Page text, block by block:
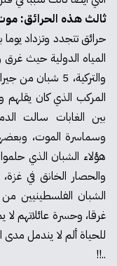
ثالث هذه الحرائق:
حرائق تتجدد وتزداد
المياه الدولية حيث غرق
والتركية، 5
المركب الذي كان
بين الغابات سالت
وسماسرة الموت،
هؤلاء الشبان الذي
والحصار الخانق في
الشبان الفلسطينيين
غرقا، وحسرة عائلاتهم
للحياة ألم لا يندمل
..!!